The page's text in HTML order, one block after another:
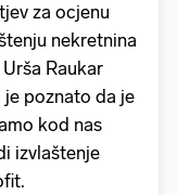
za ocjenu
nekretnina
Raukar
poznato da je
kod nas
izvlaštenje